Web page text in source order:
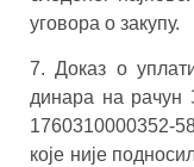
уговора о закупу.
7. Доказ о
динара на рачун
1760310000352-
које није